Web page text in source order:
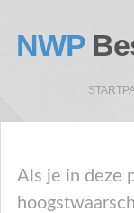
NWP
Als je in deze